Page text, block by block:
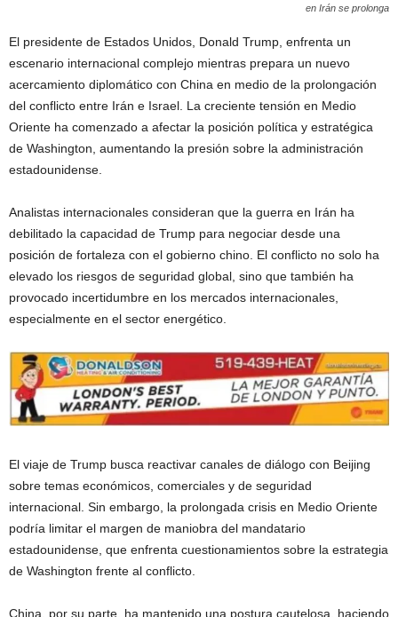
en Irán se prolonga
El presidente de Estados Unidos, Donald Trump, enfrenta un
escenario internacional complejo mientras prepara un nuevo
acercamiento diplomático con China en medio de la prolongación
del conflicto entre Irán e Israel. La creciente tensión en Medio
Oriente ha comenzado a afectar la posición política y estratégica
de Washington, aumentando la presión sobre la administración
estadounidense.
Analistas internacionales consideran que la guerra en Irán ha
debilitado la capacidad de Trump para negociar desde una
posición de fortaleza con el gobierno chino. El conflicto no solo ha
elevado los riesgos de seguridad global, sino que también ha
provocado incertidumbre en los mercados internacionales,
especialmente en el sector energético.
El viaje de Trump busca reactivar canales de diálogo con Beijing
sobre temas económicos, comerciales y de seguridad
internacional. Sin embargo, la prolongada crisis en Medio Oriente
podría limitar el margen de maniobra del mandatario
estadounidense, que enfrenta cuestionamientos sobre la estrategia
de Washington frente al conflicto.
China, por su parte, ha mantenido una postura cautelosa, haciendo